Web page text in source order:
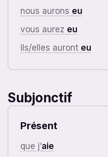
nous aurons eu
vous aurez eu
ils/elles auront eu
Subjonctif
Présent
que j’aie